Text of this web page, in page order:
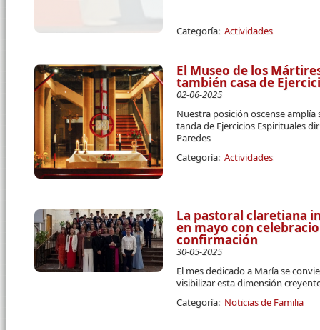
Categoría: Actividades
El Museo de los
también casa de
02-06-2025
Nuestra posición oscense
tanda de Ejercicios Espirituales
Paredes
Categoría: Actividades
La pastoral claretiana
en mayo con
confirmación
30-05-2025
El mes dedicado a María se
visibilizar esta dimensión
Categoría: Noticias de Familia